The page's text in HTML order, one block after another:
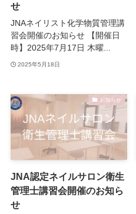
せ
JNAネイリスト化学物質管理講
習会開催のお知らせ 【開催日
時】2025年7月17日 木曜...
2025年5月18日
お知らせ
JNA認定ネイルサロン衛生
管理士講習会開催のお知ら
せ